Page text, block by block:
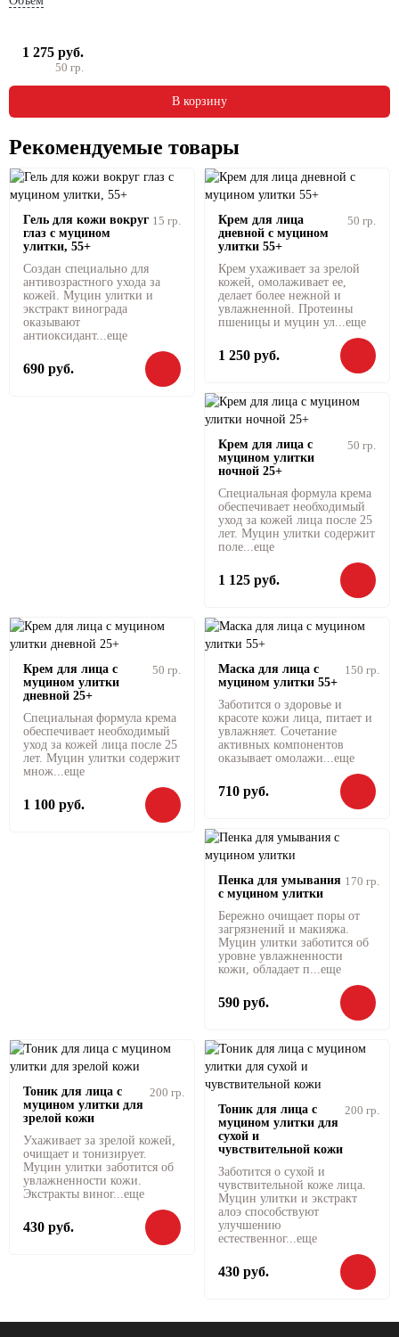
1 275 руб.
50 гр.
В корзину
Рекомендуемые товары
Гель для кожи вокруг
глаз с муцином
улитки, 55+
15 гр.
Создан специально для
антивозрастного ухода за
кожей. Муцин улитки и
экстракт винограда
оказывают
антиоксидант...еще
690 руб.
Крем для лица
дневной с муцином
улитки 55+
50 гр.
Крем ухаживает за зрелой
кожей, омолаживает ее,
делает более нежной и
увлажненной. Протеины
пшеницы и муцин ул...еще
1 250 руб.
Крем для лица с
муцином улитки
ночной 25+
50 гр.
Специальная формула крема
обеспечивает необходимый
уход за кожей лица после 25
лет. Муцин улитки содержит
поле...еще
1 125 руб.
Крем для лица с
муцином улитки
дневной 25+
50 гр.
Специальная формула крема
обеспечивает необходимый
уход за кожей лица после 25
лет. Муцин улитки содержит
множ...еще
1 100 руб.
Маска для лица с
муцином улитки 55+
150 гр.
Заботится о здоровье и
красоте кожи лица, питает и
увлажняет. Сочетание
активных компонентов
оказывает омолажи...еще
710 руб.
Пенка для умывания
с муцином улитки
170 гр.
Бережно очищает поры от
загрязнений и макияжа.
Муцин улитки заботится об
уровне увлажненности
кожи, обладает п...еще
590 руб.
Тоник для лица с
муцином улитки для
зрелой кожи
200 гр.
Ухаживает за зрелой кожей,
очищает и тонизирует.
Муцин улитки заботится об
увлажненности кожи.
Экстракты виног...еще
430 руб.
Тоник для лица с
муцином улитки для
сухой и
чувствительной кожи
200 гр.
Заботится о сухой и
чувствительной коже лица.
Муцин улитки и экстракт
алоэ способствуют
улучшению
естественног...еще
430 руб.